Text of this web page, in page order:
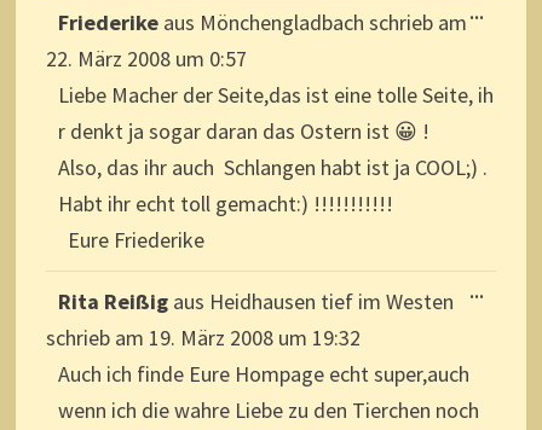
Friederike aus Mönchengladbach schrieb am
22. März 2008 um 0:57
Liebe Macher der Seite,das ist eine tolle Seite, ih
r denkt ja sogar daran das Ostern ist 😀 !
Also, das ihr auch Schlangen habt ist ja COOL;) .
Habt ihr echt toll gemacht:) !!!!!!!!!!!
Eure Friederike
...
Rita Reißig aus Heidhausen tief im Westen
schrieb am 19. März 2008 um 19:32
Auch ich finde Eure Hompage echt super,auch
wenn ich die wahre Liebe zu den Tierchen noch
...